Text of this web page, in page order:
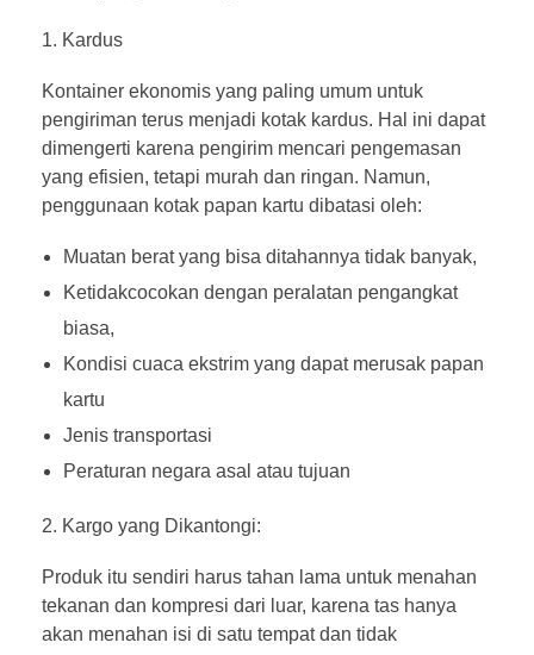
Kardus
Kontainer ekonomis yang paling umum untuk
pengiriman terus menjadi kotak kardus. Hal ini dapat
dimengerti karena pengirim mencari pengemasan
yang efisien, tetapi murah dan ringan. Namun,
penggunaan kotak papan kartu dibatasi oleh:
Muatan berat yang bisa ditahannya tidak banyak,
Ketidakcocokan dengan peralatan pengangkat
biasa,
Kondisi cuaca ekstrim yang dapat merusak papan
kartu
Jenis transportasi
Peraturan negara asal atau tujuan
Kargo yang Dikantongi:
Produk itu sendiri harus tahan lama untuk menahan
tekanan dan kompresi dari luar, karena tas hanya
akan menahan isi di satu tempat dan tidak